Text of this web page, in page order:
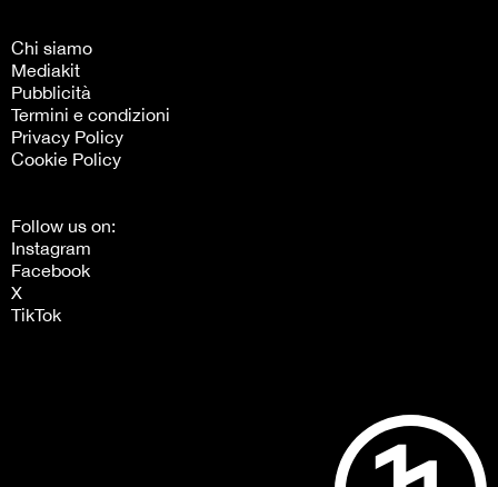
Chi siamo
Mediakit
Pubblicità
Termini e condizioni
Privacy Policy
Cookie Policy
Follow us on:
Instagram
Facebook
X
TikTok